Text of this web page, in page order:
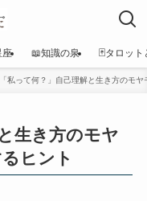
座 📖知識の泉 🃏タロット
「私って何？」自己理解と生き方のモ
生き方のモヤ
ヒント